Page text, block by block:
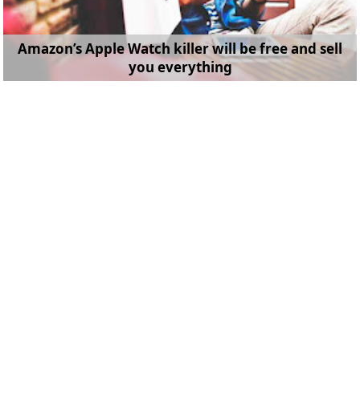
Amazon’s Apple Watch killer will be free and sell
you everything